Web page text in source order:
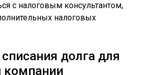
с налоговым консультантом,
налоговых
долга для
компании